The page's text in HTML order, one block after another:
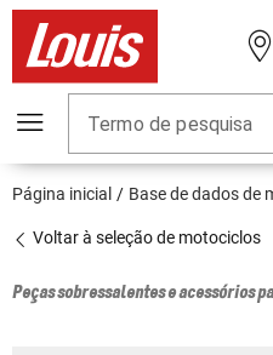
Termo de pesquisa
Página inicial Base de dados de
Voltar à seleção de motociclos
Peças sobressalentes e acessórios